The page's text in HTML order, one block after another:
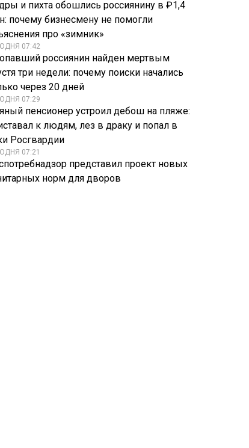
и пихта обошлись россиянину в ₽1,4
почему бизнесмену не помогли
про «зимник»
07:42
россиянин найден мертвым
три недели: почему поиски начались
через 20 дней
07:29
пенсионер устроил дебош на пляже:
к людям, лез в драку и попал в
Росгвардии
07:21
представил проект новых
норм для дворов